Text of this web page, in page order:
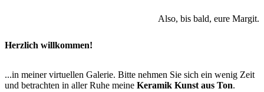
Also, bis bald, eure Margit.
Herzlich willkommen!
...in meiner virtuellen Galerie. Bitte nehmen Sie sich ein wenig Zeit
und betrachten in aller Ruhe meine Keramik Kunst aus Ton.